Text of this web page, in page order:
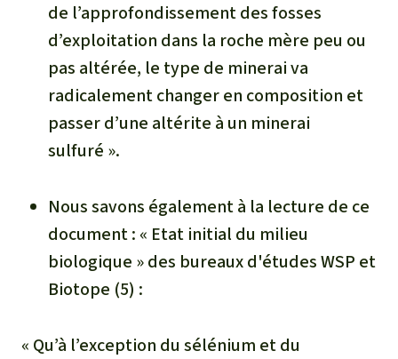
de l’approfondissement des fosses
d’exploitation dans la roche mère peu ou
pas altérée, le type de minerai va
radicalement changer en composition et
passer d’une altérite à un minerai
sulfuré ».
Nous savons également à la lecture de ce
document : « Etat initial du milieu
biologique »des bureaux d'études WSP et
Biotope (5) :
« Qu’à l’exception du sélénium et du